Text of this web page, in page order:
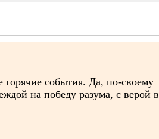
горячие события. Да, по-своему
на победу разума, с верой в